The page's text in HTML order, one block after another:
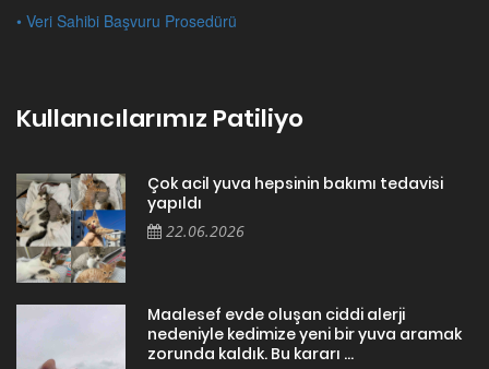
• Veri Sahibi Başvuru Prosedürü
Kullanıcılarımız Patiliyo
Çok acil yuva hepsinin bakımı tedavisi
yapıldı
22.06.2026
Maalesef evde oluşan ciddi alerji
nedeniyle kedimize yeni bir yuva aramak
zorunda kaldık. Bu kararı ...